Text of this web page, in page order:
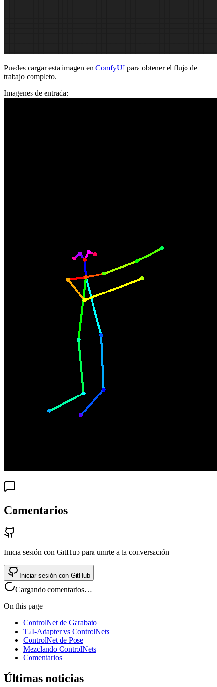
Puedes cargar esta imagen en ComfyUI para obtener el flujo de
trabajo completo.
Imagenes de entrada:
Comentarios
Inicia sesión con GitHub para unirte a la conversación.
Iniciar sesión con GitHub
Cargando comentarios…
On this page
ControlNet de Garabato
T2I-Adapter vs ControlNets
ControlNet de Pose
Mezclando ControlNets
Comentarios
Últimas noticias